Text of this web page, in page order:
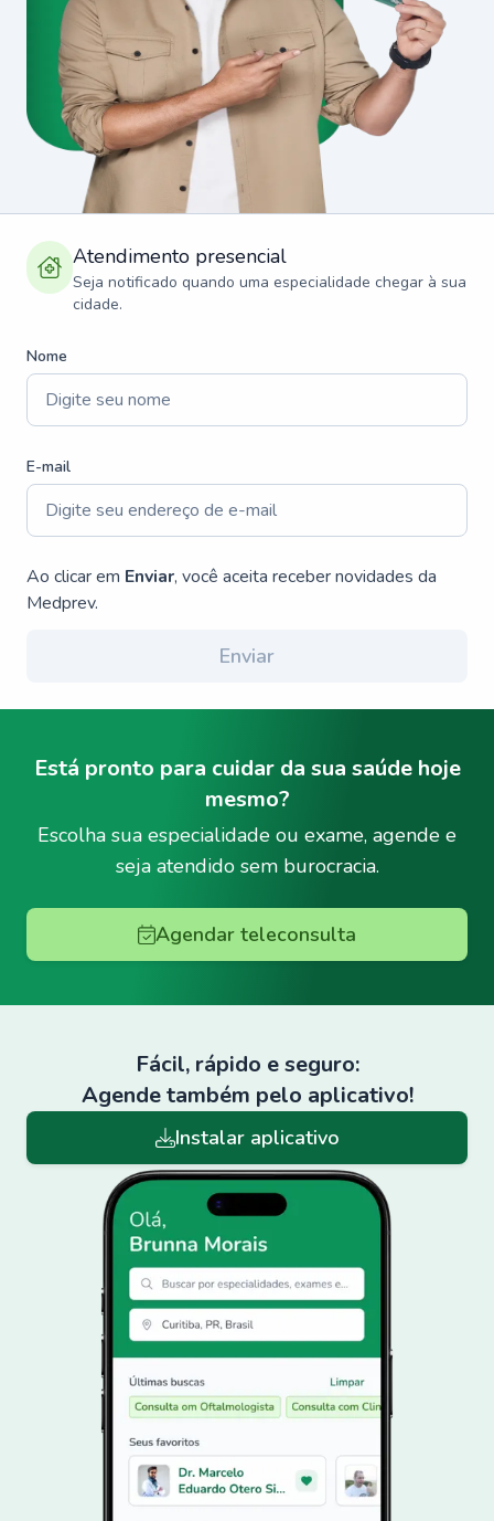
Atendimento presencial
Seja notificado quando uma especialidade chegar à sua
cidade.
Nome
E-mail
Ao clicar em Enviar, você aceita receber novidades da
Medprev.
Enviar
Está pronto para cuidar da sua saúde hoje
mesmo?
Escolha sua especialidade ou exame, agende e
seja atendido sem burocracia.
Agendar teleconsulta
Fácil, rápido e seguro:
Agende também pelo aplicativo!
Instalar aplicativo